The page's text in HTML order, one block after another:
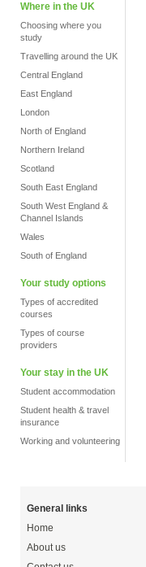
Where in the UK
Choosing where you
study
Travelling around the UK
Central England
East England
London
North of England
Northern Ireland
Scotland
South East England
South West England &
Channel Islands
Wales
South of England
Your study options
Types of accredited
courses
Types of course
providers
Your stay in the UK
Student accommodation
Student health & travel
insurance
Working and volunteering
General links
Home
About us